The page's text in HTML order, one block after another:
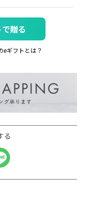
贈る
eギフトとは？
る